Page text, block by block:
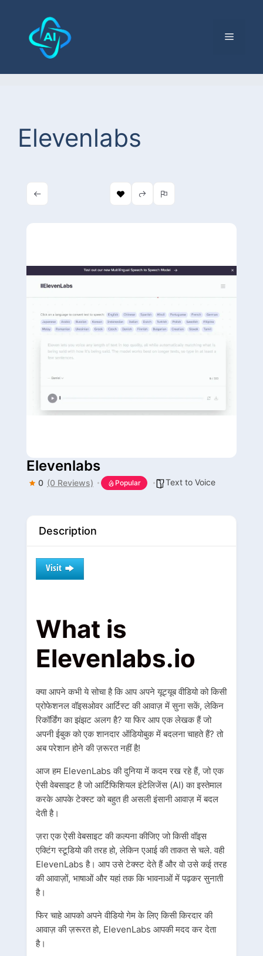
Elevenlabs
Elevenlabs
0 (0 Reviews) Popular Text to Voice
Description
Visit
What is
Elevenlabs.io
क्या आपने कभी ये सोचा है कि आप अपने यूट्यूब वीडियो को किसी
प्रोफेशनल वॉइसओवर आर्टिस्ट की आवाज़ में सुना सकें, लेकिन
रिकॉर्डिंग का झंझट अलग है? या फिर आप एक लेखक हैं जो
अपनी ईबुक को एक शानदार ऑडियोबुक में बदलना चाहते हैं? तो
अब परेशान होने की ज़रूरत नहीं है!
आज हम ElevenLabs की दुनिया में कदम रख रहे हैं, जो एक
ऐसी वेबसाइट है जो आर्टिफिशियल इंटेलिजेंस (AI) का इस्तेमाल
करके आपके टेक्स्ट को बहुत ही असली इंसानी आवाज़ में बदल
देती है।
ज़रा एक ऐसी वेबसाइट की कल्पना कीजिए जो किसी वॉइस
एक्टिंग स्टूडियो की तरह हो, लेकिन एआई की ताकत से चले. वही
ElevenLabs है। आप उसे टेक्स्ट देते हैं और वो उसे कई तरह
की आवाज़ों, भाषाओं और यहां तक ​​कि भावनाओं में पढ़कर सुनाती
है।
फिर चाहे आपको अपने वीडियो गेम के लिए किसी किरदार की
आवाज़ की ज़रूरत हो, ElevenLabs आपकी मदद कर देता
है।